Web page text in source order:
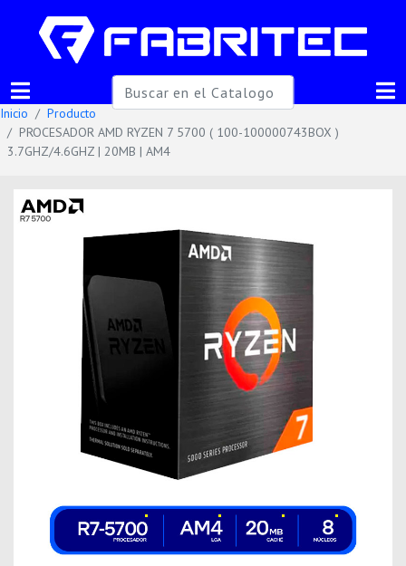
Inicio
Producto
PROCESADOR AMD RYZEN 7 5700 ( 100-100000743BOX )
3.7GHZ/4.6GHZ | 20MB | AM4